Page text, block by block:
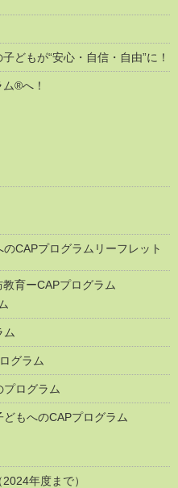
どもが“安心・自信・自由”に！
®へ！
CAPプログラムリーフレット
育ーCAPプログラム
ム
グラム
ログラム
もへのCAPプログラム
年度まで）